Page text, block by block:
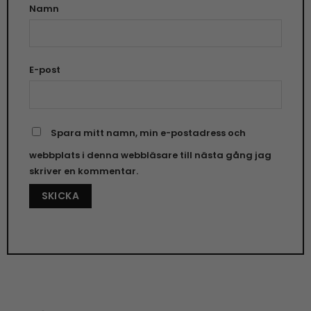
Namn
E-post
Spara mitt namn, min e-postadress och
webbplats i denna webbläsare till nästa gång jag
skriver en kommentar.